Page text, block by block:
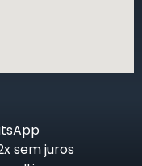
sem juros